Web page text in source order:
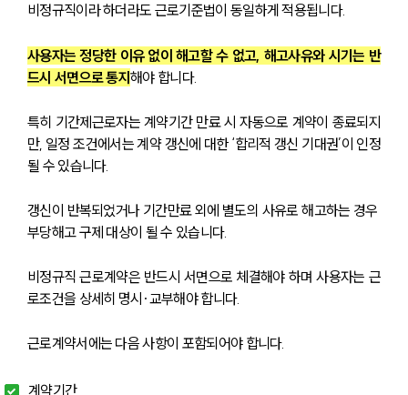
비정규직이라 하더라도 근로기준법이 동일하게 적용됩니다.
사용자는 정당한 이유 없이 해고할 수 없고, 해고사유와 시기는 반
드시 서면으로 통지해야 합니다.
특히 기간제근로자는 계약기간 만료 시 자동으로 계약이 종료되지
만, 일정 조건에서는 계약 갱신에 대한 ‘합리적 갱신 기대권’이 인정
될 수 있습니다.
갱신이 반복되었거나 기간만료 외에 별도의 사유로 해고하는 경우
부당해고 구제 대상이 될 수 있습니다.
비정규직 근로계약은 반드시 서면으로 체결해야 하며 사용자는 근
로조건을 상세히 명시·교부해야 합니다.
근로계약서에는 다음 사항이 포함되어야 합니다.
계약기간